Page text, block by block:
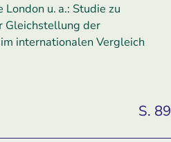
London u. a.: Studie zu
Gleichstellung der
internationalen Vergleich
S. 89